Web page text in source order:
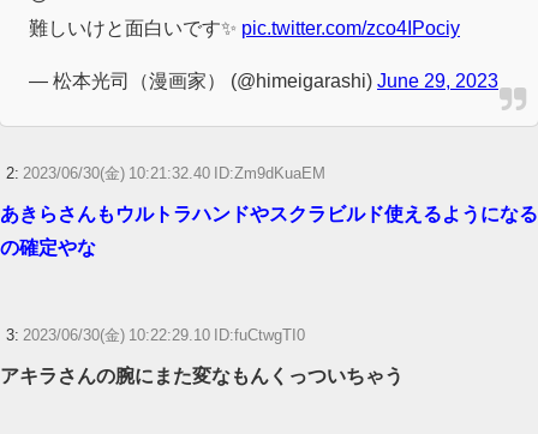
Powered by livedoor 相互RSS
難しいけと面白いです✨ pic.twitter.com/zco4IPociy
— 松本光司（漫画家） (@himeigarashi) June 29, 2023
2: 2023/06/30(金) 10:21:32.40 ID:Zm9dKuaEM
あきらさんもウルトラハンドやスクラビルド使えるようになる
の確定やな
3: 2023/06/30(金) 10:22:29.10 ID:fuCtwgTI0
アキラさんの腕にまた変なもんくっついちゃう